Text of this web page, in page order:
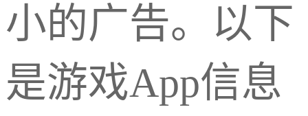
小的广告。以下
是游戏App信息